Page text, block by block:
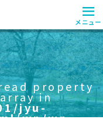
≡
メニュー
property
in
jyu-
wp/wp-